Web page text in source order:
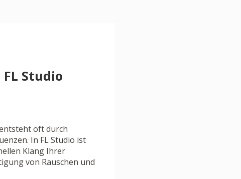
Studio
oft durch
In FL Studio ist
Klang Ihrer
von Rauschen und